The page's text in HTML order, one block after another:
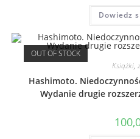
Dowiedz
OUT OF STOCK
Książki,
Hashimoto.
Wydanie drugie